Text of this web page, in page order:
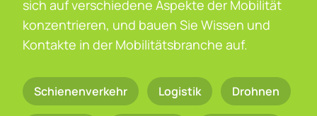
sich auf verschiedene Aspekte der Mobilität
konzentrieren, und bauen Sie Wissen und
Kontakte in der Mobilitätsbranche auf.
Schienenverkehr Logistik Drohnen